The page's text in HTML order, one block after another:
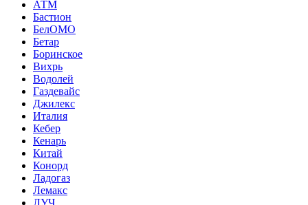
АТМ
Бастион
БелОМО
Бетар
Боринское
Вихрь
Водолей
Газдевайс
Джилекс
Италия
Кебер
Кенарь
Китай
Конорд
Ладогаз
Лемакс
ЛУЧ